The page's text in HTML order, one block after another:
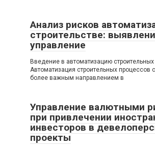
Анализ рисков
строительстве:
управление
Введение в автоматизацию
Автоматизация строительных процессов
более важным направлением в
Управление валютными
при привлечении
инвесторов в
проекты